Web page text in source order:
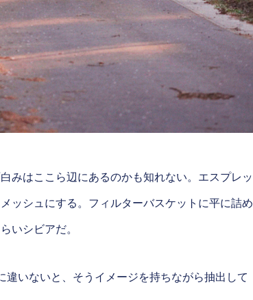
みはここら辺にあるのかも知れない。エスプレッ
ッシュにする。フィルターバスケットに平に詰め
いシビアだ。
いないと、そうイメージを持ちながら抽出して